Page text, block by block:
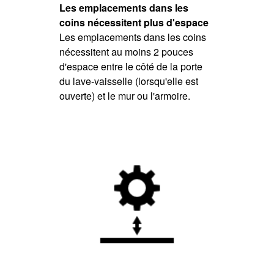
Les emplacements dans les
coins nécessitent plus d'espace
Les emplacements dans les coins
nécessitent au moins 2 pouces
d'espace entre le côté de la porte
du lave-vaisselle (lorsqu'elle est
ouverte) et le mur ou l'armoire.